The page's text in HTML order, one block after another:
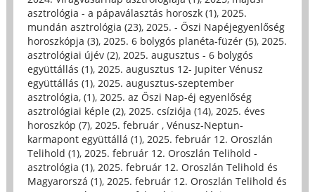
asztrológia - a pápaválasztás horoszk (1), 2025.
mundán asztrológia (23), 2025. - Őszi Napéjegyenlőség
horoszkópja (3), 2025. 6 bolygós planéta-füzér (5), 2025.
asztrológiai újév (2), 2025. augusztus - 6 bolygós
együttállás (1), 2025. augusztus 12- Jupiter Vénusz
együttállás (1), 2025. augusztus-szeptember
asztrológia, (1), 2025. az Őszi Nap-éj egyenlőség
asztrológiai képle (2), 2025. csíziója (14), 2025. éves
horoszkóp (7), 2025. február , Vénusz-Neptun-
karmapont együttállá (1), 2025. február 12. Oroszlán
Telihold (1), 2025. február 12. Oroszlán Telihold -
asztrológia (1), 2025. február 12. Oroszlán Telihold és
Magyarorszá (1), 2025. február 12. Oroszlán Telihold és